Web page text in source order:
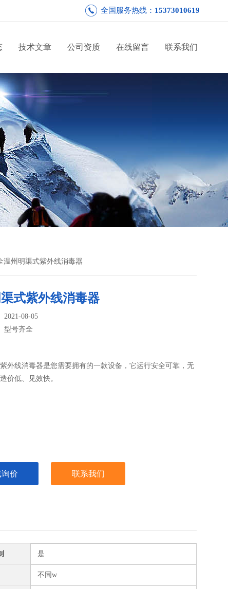
全国服务热线： 15373010619
技术文章 公司资质 在线留言 联系我们
温州明渠式紫外线消毒器
式紫外线消毒器
08-05
型号齐全
外线消毒器是您需要拥有的一款设备，它运行安全可靠，无
价低、见效快。
价 联系我们
是
不同w